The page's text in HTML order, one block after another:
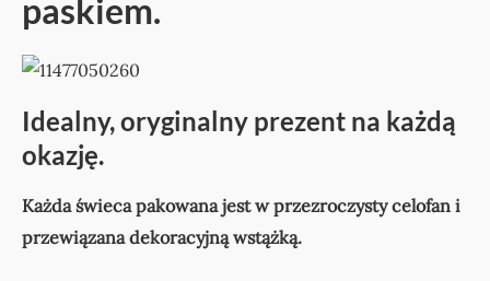
paskiem.
Idealny, oryginalny prezent na każdą
okazję.
Każda świeca pakowana jest w przezroczysty celofan i
przewiązana dekoracyjną wstążką.